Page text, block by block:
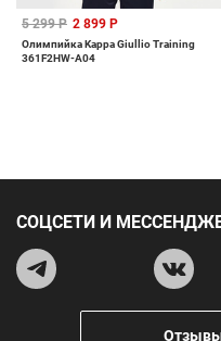
5 299 Р 2 899 Р
Олимпийка Kappa Giullio Training
361F2HW-A04
СОЦСЕТИ И